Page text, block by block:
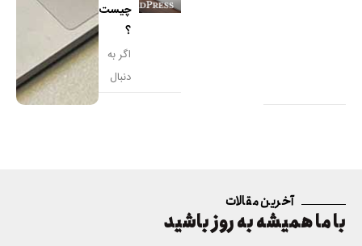
مختلف
ی مانند
قالب‌ها
ی
چیست
؟
اگر به
دنبال
آخرین مقالات
با ما همیشه به روز باشید